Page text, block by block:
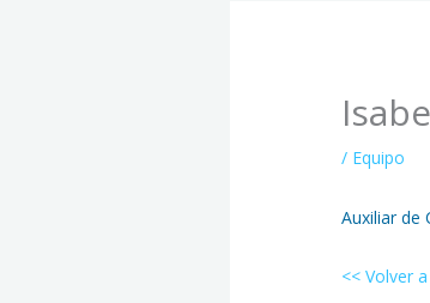
/ Equipo
Auxiliar de
<< Volver